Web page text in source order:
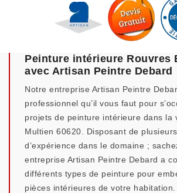
Peinture intérieure Rouvres
avec Artisan Peintre Debard
Notre entreprise Artisan Peintre
professionnel qu’il vous faut pour
projets de peinture intérieure dans la
Multien 60620. Disposant de
d’expérience dans le domaine ;
entreprise Artisan Peintre Debard a
différents types de peinture pour
pièces intérieures de votre